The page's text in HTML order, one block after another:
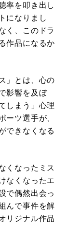
率を叩き出し
になりまし
く、このドラ
作品になるか
」とは、心の
影響を及ぼ
しまう」心理
ーツ選手が、
できなくなる
くなったミス
なくなったエ
で偶然出会っ
んで事件を解
リジナル作品